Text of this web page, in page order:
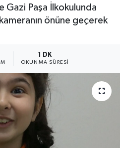
Gazi Paşa İlkokulunda
önüne geçerek
1 DK
OKUNMA SÜRESI